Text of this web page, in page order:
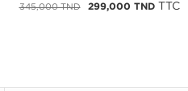
345,000 TND 299,000 TNDTTC